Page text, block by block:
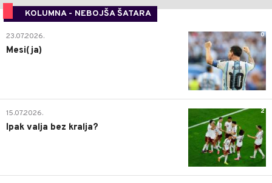
KOLUMNA - NEBOJŠA ŠATARA
0
23.07.2026.
Mesi(ja)
2
15.07.2026.
Ipak valja bez kralja?